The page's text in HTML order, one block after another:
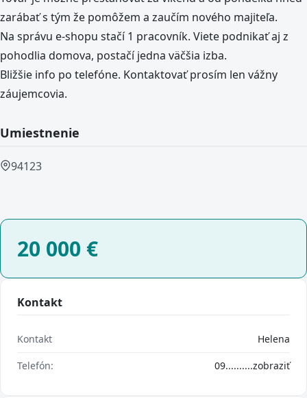
zarábať s tým že pomôžem a zaučím nového majiteľa.
Na správu e-shopu stačí 1 pracovník. Viete podnikať aj z
pohodlia domova, postačí jedna väčšia izba.
Bližšie info po telefóne. Kontaktovať prosím len vážny
záujemcovia.
Umiestnenie
94123
20 000 €
Kontakt
Kontakt Helena
Telefón: 09..........zobraziť